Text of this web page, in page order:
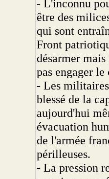
- L'inconnu
être des
qui sont
Front
désarmer
pas engager le
- Les
blessé de la
aujourd'hui
évacuation
de l'armée
périlleuses.
- La pression